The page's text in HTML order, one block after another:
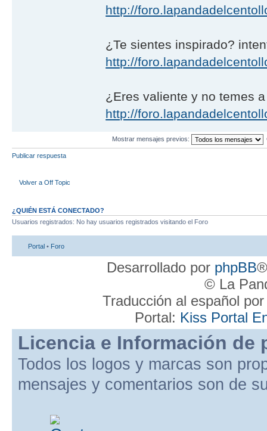
http://
¿Te sientes inspirado?
http://
¿Eres valiente y no temes
http://
Mostrar mensajes previos:
Publicar respuesta
Volver a Off Topic
¿QUIÉN ESTÁ CONECTADO?
Usuarios registrados: No hay usuarios registrados visitando el Foro
Portal • Foro
Desarrollado por phpBB
© La
Traducción al español
Portal: Kiss Portal
Licencia e Información de
Todos los logos y marcas son
mensajes y comentarios son de